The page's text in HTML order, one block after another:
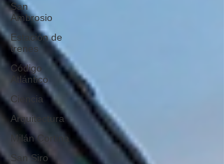
San
Ambrosio
Estación de
trenes
Código
Atlántico
Ciencia
Arquitectura
Milán Cortina
San Siro